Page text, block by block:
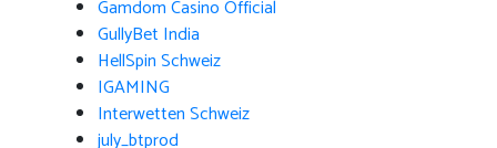
Gamdom Casino Official
GullyBet India
HellSpin Schweiz
IGAMING
Interwetten Schweiz
july_btprod